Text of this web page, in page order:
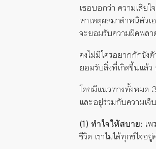
เธอบอกว่า ความเสีย
หาเหตุผลมาตำหนิตัวเ
จะยอมรับความผิดพลา
คงไม่มีใครอยากกักขัง
ยอมรับสิ่งที่เกิดขึ้นแล้
โดยมีแนวทางทั้งหมด
และอยู่ร่วมกับความเจ็
(1) ทำใจให้สบาย: เ
ชีวิต เราไม่ได้ทุกข์ใจอ